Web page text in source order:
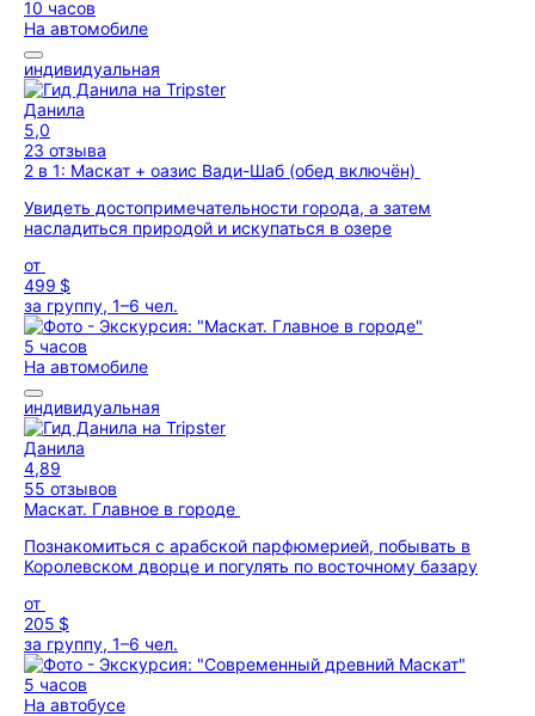
10 часов
На автомобиле
индивидуальная
Данила
5,0
23 отзыва
2 в 1: Маскат + оазис Вади-Шаб (обед включён)
Увидеть достопримечательности города, а затем
насладиться природой и искупаться в озере
от
499 $
за группу, 1–6 чел.
5 часов
На автомобиле
индивидуальная
Данила
4,89
55 отзывов
Маскат. Главное в городе
Познакомиться с арабской парфюмерией, побывать в
Королевском дворце и погулять по восточному базару
от
205 $
за группу, 1–6 чел.
5 часов
На автобусе